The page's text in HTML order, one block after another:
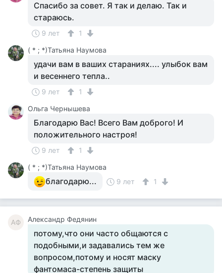
Спасибо за совет. Я так и делаю. Так и
стараюсь.
9 лет
1
( * ; *)Татьяна Наумова
удачи вам в ваших стараниях.... улыбок вам
и весеннего тепла..
9 лет
1
Ольга Чернышева
Благодарю Вас! Всего Вам доброго! И
положительного настроя!
9 лет
1
( * ; *)Татьяна Наумова
благодарю... 9 лет 1
АФ Александр Федянин
потому,что они часто общаются с
подобными,и задавались тем же
вопросом,потому и носят маску
фантомаса-степень защиты